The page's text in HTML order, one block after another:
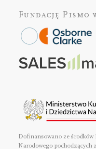
Fundację Pismo
Dofinansowano ze
Narodowego